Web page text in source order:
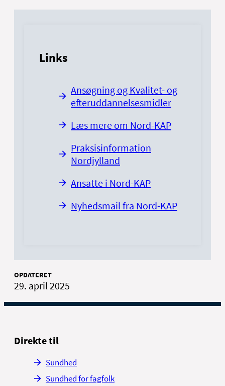
Links
Ansøgning og Kvalitet- og
efteruddannelsesmidler
Læs mere om Nord-KAP
Praksisinformation
Nordjylland
Ansatte i Nord-KAP
Nyhedsmail fra Nord-KAP
OPDATERET
29. april 2025
Direkte til
Sundhed
Sundhed for fagfolk